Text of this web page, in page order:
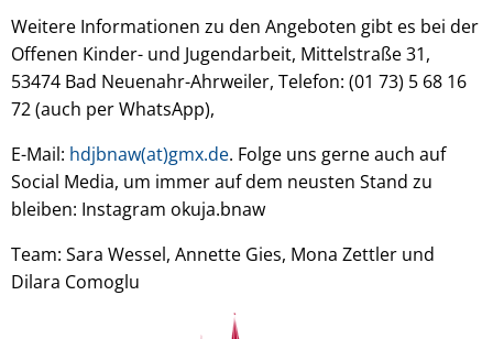
Weitere Informationen zu den Angeboten gibt es bei der
Offenen Kinder- und Jugendarbeit, Mittelstraße 31,
53474 Bad Neuenahr-Ahrweiler, Telefon: (01 73) 5 68 16
72 (auch per WhatsApp),
E-Mail: hdjbnaw(at)gmx.de. Folge uns gerne auch auf
Social Media, um immer auf dem neusten Stand zu
bleiben: Instagram okuja.bnaw
Team: Sara Wessel, Annette Gies, Mona Zettler und
Dilara Comoglu